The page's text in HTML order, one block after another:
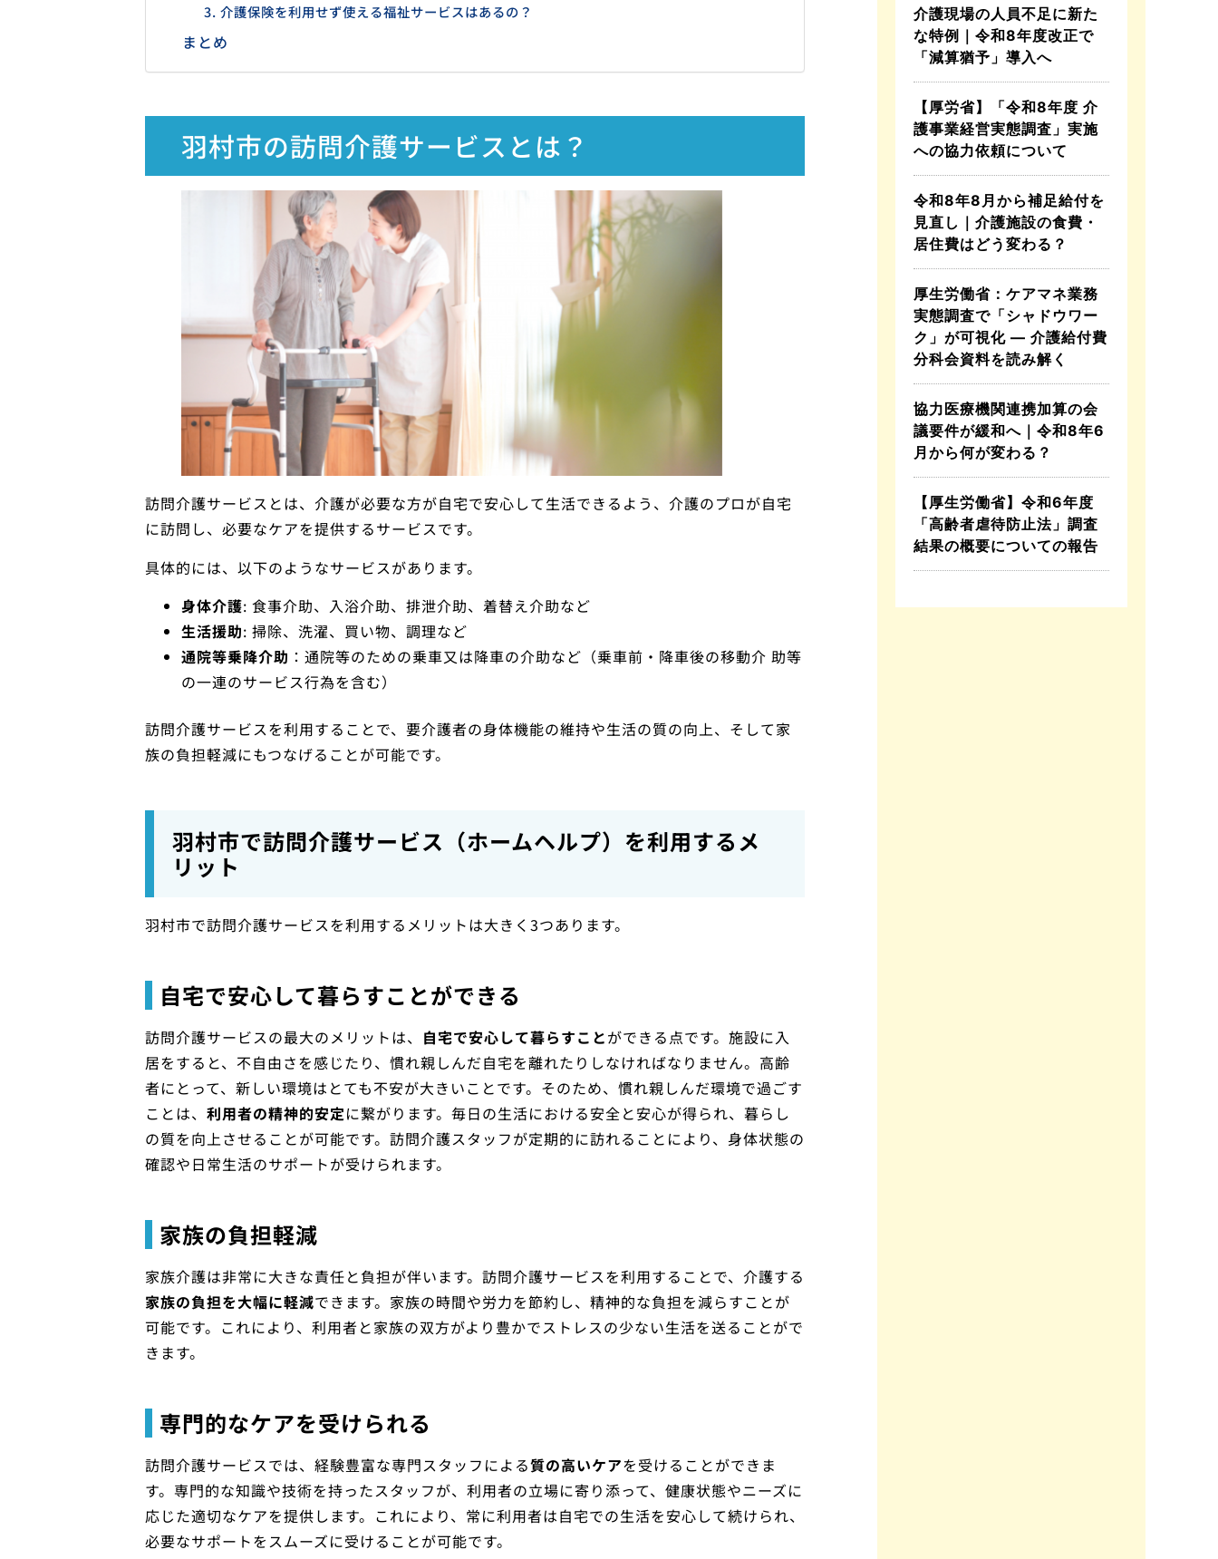
3. 介護保険を利用せず使える福祉サービスはあるの？
まとめ
羽村市の訪問介護サービスとは？
訪問介護サービスとは、介護が必要な方が自宅で安心して生活できるよう、介護のプロが自宅
に訪問し、必要なケアを提供するサービスです。
具体的には、以下のようなサービスがあります。
身体介護: 食事介助、入浴介助、排泄介助、着替え介助など
生活援助: 掃除、洗濯、買い物、調理など
通院等乗降介助 ：通院等のための乗車又は降車の介助など（乗車前・降車後の移動介 助等
の一連のサービス行為を含む）
訪問介護サービスを利用することで、要介護者の身体機能の維持や生活の質の向上、そして家
族の負担軽減にもつなげることが可能です。
羽村市で訪問介護サービス（ホームヘルプ）を利用するメ
リット
羽村市で訪問介護サービスを利用するメリットは大きく3つあります。
自宅で安心して暮らすことができる
訪問介護サービスの最大のメリットは、 自宅で安心して暮らすことができる点です。施設に入
居をすると、不自由さを感じたり、慣れ親しんだ自宅を離れたりしなければなりません。高齢
者にとって、新しい環境はとても不安が大きいことです。そのため、慣れ親しんだ環境で過ごす
ことは、 利用者の精神的安定に繋がります。毎日の生活における安全と安心が得られ、暮らし
の質を向上させることが可能です。訪問介護スタッフが定期的に訪れることにより、身体状態の
確認や日常生活のサポートが受けられます。
家族の負担軽減
家族介護は非常に大きな責任と負担が伴います。訪問介護サービスを利用することで、介護する
家族の負担を大幅に軽減できます。家族の時間や労力を節約し、精神的な負担を減らすことが
可能です。これにより、利用者と家族の双方がより豊かでストレスの少ない生活を送ることがで
きます。
専門的なケアを受けられる
訪問介護サービスでは、経験豊富な専門スタッフによる質の高いケアを受けることができま
す。専門的な知識や技術を持ったスタッフが、利用者の立場に寄り添って、健康状態やニーズに
応じた適切なケアを提供します。これにより、常に利用者は自宅での生活を安心して続けられ、
必要なサポートをスムーズに受けることが可能です。
介護現場の人員不足に新た
な特例｜令和8年度改正で
「減算猶予」導入へ
【厚労省】「令和8年度 介
護事業経営実態調査」実施
への協力依頼について
令和8年8月から補足給付を
見直し｜介護施設の食費・
居住費はどう変わる？
厚生労働省：ケアマネ業務
実態調査で「シャドウワー
ク」が可視化 ― 介護給付費
分科会資料を読み解く
協力医療機関連携加算の会
議要件が緩和へ｜令和8年6
月から何が変わる？
【厚生労働省】令和6年度
「高齢者虐待防止法」調査
結果の概要についての報告